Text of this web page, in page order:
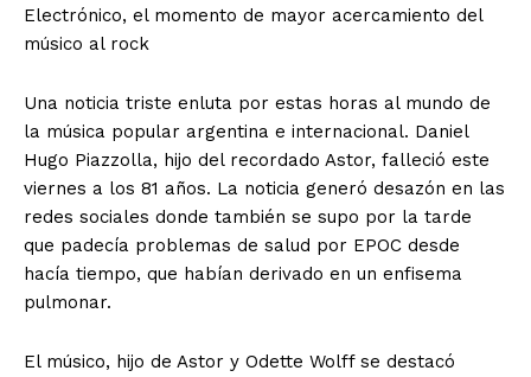
Electrónico, el momento de mayor acercamiento del
músico al rock
Una noticia triste enluta por estas horas al mundo de
la música popular argentina e internacional. Daniel
Hugo Piazzolla, hijo del recordado Astor, falleció este
viernes a los 81 años. La noticia generó desazón en las
redes sociales donde también se supo por la tarde
que padecía problemas de salud por EPOC desde
hacía tiempo, que habían derivado en un enfisema
pulmonar.
El músico, hijo de Astor y Odette Wolff se destacó